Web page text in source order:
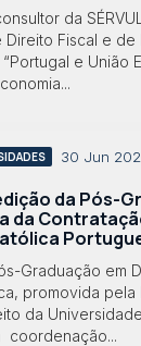
da
Fiscal e de
e União
30 Jun
da Pós-
da
Graduação em
promovida
da
coordenação...